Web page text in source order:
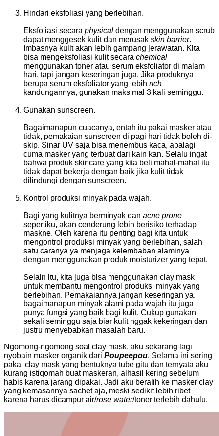
Hindari eksfoliasi yang berlebihan.
Eksfoliasi secara physical dengan menggunakan scrub
dapat menggesek kulit dan merusak skin barrier.
Imbasnya kulit akan lebih gampang jerawatan. Kita
bisa mengeksfoliasi kulit secara chemical
menggunakan toner atau serum eksfoliator di malam
hari, tapi jangan keseringan juga. Jika produknya
berupa serum eksfoliator yang lebih rich
kandungannya, gunakan maksimal 3 kali seminggu.
Gunakan sunscreen.
Bagaimanapun cuacanya, entah itu pakai masker atau
tidak, pemakaian sunscreen di pagi hari tidak boleh di-
skip. Sinar UV saja bisa menembus kaca, apalagi
cuma masker yang terbuat dari kain kan. Selalu ingat
bahwa produk skincare yang kita beli mahal-mahal itu
tidak dapat bekerja dengan baik jika kulit tidak
dilindungi dengan sunscreen.
Kontrol produksi minyak pada wajah.
Bagi yang kulitnya berminyak dan acne prone
sepertiku, akan cenderung lebih berisiko terhadap
maskne. Oleh karena itu penting bagi kita untuk
mengontrol produksi minyak yang berlebihan, salah
satu caranya ya menjaga kelembaban alaminya
dengan menggunakan produk moisturizer yang tepat.
Selain itu, kita juga bisa menggunakan clay mask
untuk membantu mengontrol produksi minyak yang
berlebihan. Pemakaiannya jangan keseringan ya,
bagaimanapun minyak alami pada wajah itu juga
punya fungsi yang baik bagi kulit. Cukup gunakan
sekali seminggu saja biar kulit nggak kekeringan dan
justru menyebabkan masalah baru.
Ngomong-ngomong soal clay mask, aku sekarang lagi
nyobain masker organik dari Poupeepou. Selama ini sering
pakai clay mask yang bentuknya tube gitu dan ternyata aku
kurang istiqomah buat maskeran, alhasil kering sebelum
habis karena jarang dipakai. Jadi aku beralih ke masker clay
yang kemasannya sachet aja, meski sedikit lebih ribet
karena harus dicampur air/rose water/toner terlebih dahulu.